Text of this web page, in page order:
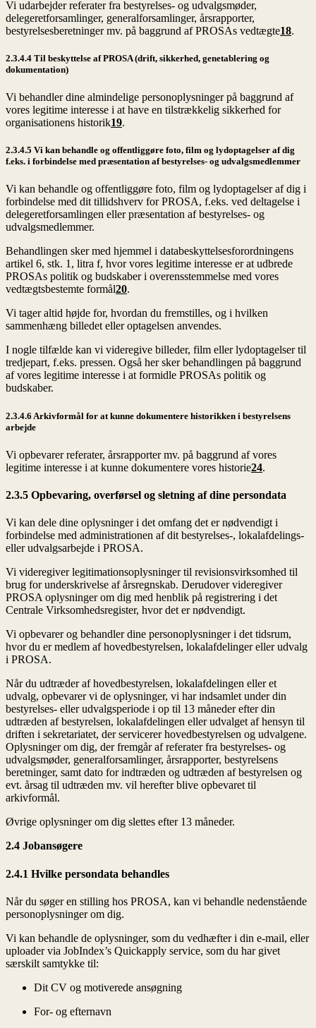
Vi udarbejder referater fra bestyrelses- og udvalgsmøder,
delegeretforsamlinger, generalforsamlinger, årsrapporter,
bestyrelsesberetninger mv. på baggrund af PROSAs vedtægte18.
2.3.4.4 Til beskyttelse af PROSA (drift, sikkerhed, genetablering og
dokumentation)
Vi behandler dine almindelige personoplysninger på baggrund af
vores legitime interesse i at have en tilstrækkelig sikkerhed for
organisationens historik19.
2.3.4.5 Vi kan behandle og offentliggøre foto, film og lydoptagelser af dig
f.eks. i forbindelse med præsentation af bestyrelses- og udvalgsmedlemmer
Vi kan behandle og offentliggøre foto, film og lydoptagelser af dig i
forbindelse med dit tillidshverv for PROSA, f.eks. ved deltagelse i
delegeretforsamlingen eller præsentation af bestyrelses- og
udvalgsmedlemmer.
Behandlingen sker med hjemmel i databeskyttelsesforordningens
artikel 6, stk. 1, litra f, hvor vores legitime interesse er at udbrede
PROSAs politik og budskaber i overensstemmelse med vores
vedtægtsbestemte formål20.
Vi tager altid højde for, hvordan du fremstilles, og i hvilken
sammenhæng billedet eller optagelsen anvendes.
I nogle tilfælde kan vi videregive billeder, film eller lydoptagelser til
tredjepart, f.eks. pressen. Også her sker behandlingen på baggrund
af vores legitime interesse i at formidle PROSAs politik og
budskaber.
2.3.4.6 Arkivformål for at kunne dokumentere historikken i bestyrelsens
arbejde
Vi opbevarer referater, årsrapporter mv. på baggrund af vores
legitime interesse i at kunne dokumentere vores historie24.
2.3.5 Opbevaring, overførsel og sletning af dine persondata
Vi kan dele dine oplysninger i det omfang det er nødvendigt i
forbindelse med administrationen af dit bestyrelses-, lokalafdelings-
eller udvalgsarbejde i PROSA.
Vi videregiver legitimationsoplysninger til revisionsvirksomhed til
brug for underskrivelse af årsregnskab. Derudover videregiver
PROSA oplysninger om dig med henblik på registrering i det
Centrale Virksomhedsregister, hvor det er nødvendigt.
Vi opbevarer og behandler dine personoplysninger i det tidsrum,
hvor du er medlem af hovedbestyrelsen, lokalafdelinger eller udvalg
i PROSA.
Når du udtræder af hovedbestyrelsen, lokalafdelingen eller et
udvalg, opbevarer vi de oplysninger, vi har indsamlet under din
bestyrelses- eller udvalgsperiode i op til 13 måneder efter din
udtræden af bestyrelsen, lokalafdelingen eller udvalget af hensyn til
driften i sekretariatet, der servicerer hovedbestyrelsen og udvalgene.
Oplysninger om dig, der fremgår af referater fra bestyrelses- og
udvalgsmøder, generalforsamlinger, årsrapporter, bestyrelsens
beretninger, samt dato for indtræden og udtræden af bestyrelsen og
evt. årsag til udtræden mv. vil herefter blive opbevaret til
arkivformål.
Øvrige oplysninger om dig slettes efter 13 måneder.
2.4 Jobansøgere
2.4.1 Hvilke persondata behandles
Når du søger en stilling hos PROSA, kan vi behandle nedenstående
personoplysninger om dig.
Vi kan behandle de oplysninger, som du vedhæfter i din e-mail, eller
uploader via JobIndex’s Quickapply service, som du har givet
særskilt samtykke til:
Dit CV og motiverede ansøgning
For- og efternavn